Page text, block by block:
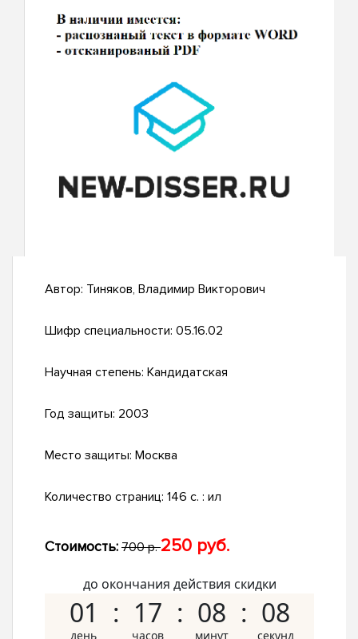
Автор: Тиняков, Владимир Викторович
Шифр специальности: 05.16.02
Научная степень: Кандидатская
Год защиты: 2003
Место защиты: Москва
Количество страниц: 146 с. : ил
Стоимость: 700 р.250 руб.
до окончания действия скидки
01 17 08 07